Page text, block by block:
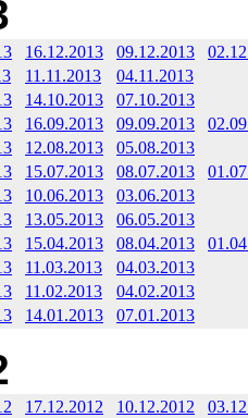
16.12.2013 09.12.2013
11.11.2013
04.11.2013
14.10.2013
07.10.2013
16.09.2013 09.09.2013
12.08.2013
05.08.2013
15.07.2013 08.07.2013
10.06.2013
03.06.2013
13.05.2013
06.05.2013
15.04.2013 08.04.2013
11.03.2013
04.03.2013
11.02.2013
04.02.2013
14.01.2013 07.01.2013
17.12.2012 10.12.2012